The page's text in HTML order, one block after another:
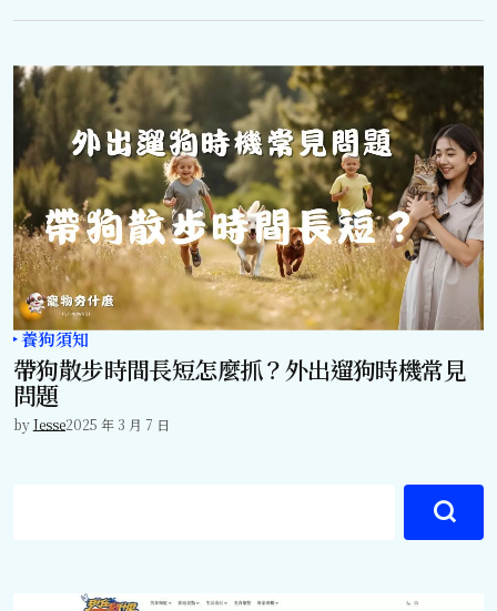
養狗須知
帶狗散步時間長短怎麼抓？外出遛狗時機常見
問題
byJesse2025 年 3 月 7 日